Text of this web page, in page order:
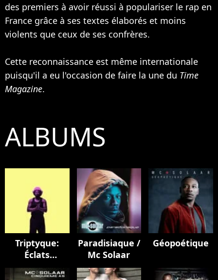
des premiers à avoir réussi à populariser le rap en
France grâce à ses textes élaborés et moins
violents que ceux de ses confrères.
Cette reconnaissance est même internationale
puisqu'il a eu l'occasion de faire la une du Time
Magazine.
ALBUMS
Triptyque:
Éclats
cosmiques
Paradisiaque /
Mc Solaar
Géopoétique